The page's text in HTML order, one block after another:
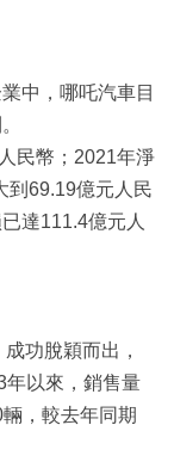
中，哪吒汽車目
民幣；2021年淨
到69.19億元人民
達111.4億元人
功脫穎而出，
年以來，銷售量
，較去年同期